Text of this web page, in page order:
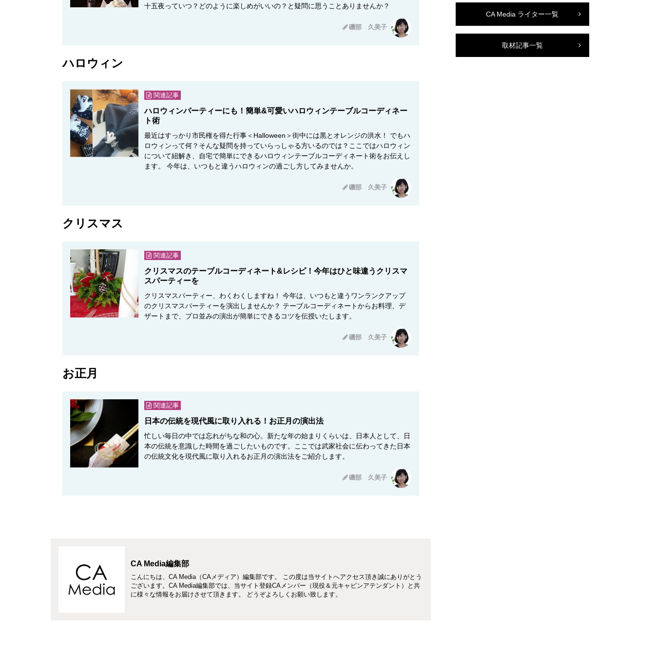
十五夜っていつ？どのように楽しめがいいの？と疑問に思うことありませんか？
磯部 久美子
ハロウィン
関連記事
ハロウィンパーティーにも！簡単&可愛いハロウィンテーブルコーディネー
ト術
最近はすっかり市民権を得た行事＜Halloween＞街中には黒とオレンジの洪水！ でもハ
ロウィンって何？そんな疑問を持っていらっしゃる方いるのでは？ここではハロウィン
について紐解き、自宅で簡単にできるハロウィンテーブルコーディネート術をお伝えし
ます。 今年は、いつもと違うハロウィンの過ごし方してみませんか。
磯部 久美子
クリスマス
関連記事
クリスマスのテーブルコーディネート&レシピ！今年はひと味違うクリスマ
スパーティーを
クリスマスパーティー、わくわくしますね！ 今年は、いつもと違うワンランクアップ
のクリスマスパーティーを演出しませんか？ テーブルコーディネートからお料理、デ
ザートまで、プロ並みの演出が簡単にできるコツを伝授いたします。
磯部 久美子
お正月
関連記事
日本の伝統を現代風に取り入れる！お正月の演出法
忙しい毎日の中では忘れがちな和の心。新たな年の始まりくらいは、日本人として、日
本の伝統を意識した時間を過ごしたいものです。ここでは武家社会に伝わってきた日本
の伝統文化を現代風に取り入れるお正月の演出法をご紹介します。
磯部 久美子
CA Media編集部
こんにちは、CA Media（CAメディア）編集部です。 この度は当サイトへアクセス頂き誠にありがとう
ございます。CA Media編集部では、当サイト登録CAメンバー（現役＆元キャビンアテンダント）と共
に様々な情報をお届けさせて頂きます。 どうぞよろしくお願い致します。
CA Media ライター一覧
取材記事一覧